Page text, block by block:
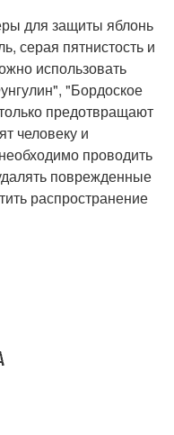
для защиты яблонь
серая пятнистость и
использовать
"Бордоское
предотвращают
человеку и
проводить
поврежденные
распространение